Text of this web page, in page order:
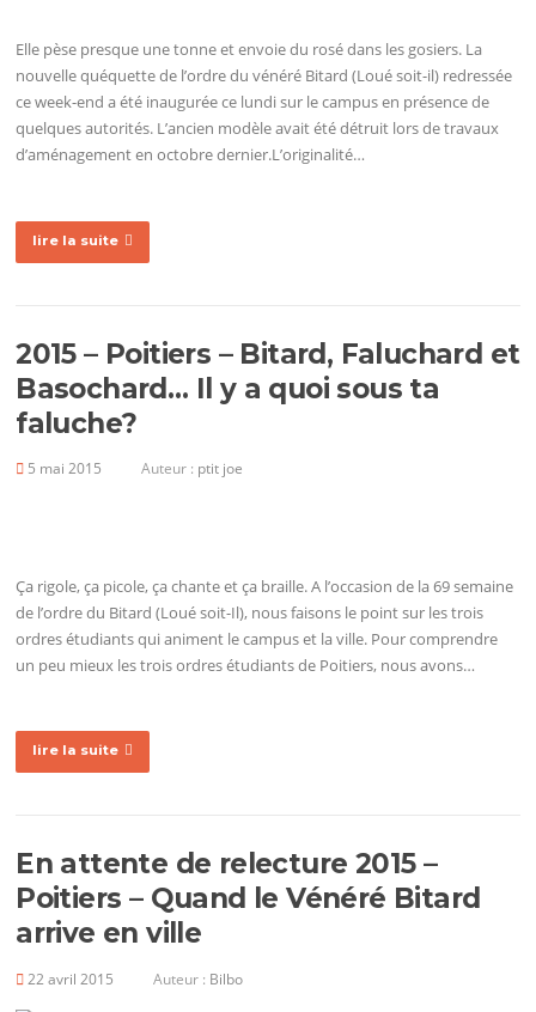
Elle pèse presque une tonne et envoie du rosé dans les gosiers. La
nouvelle quéquette de l’ordre du vénéré Bitard (Loué soit-il) redressée
ce week-end a été inaugurée ce lundi sur le campus en présence de
quelques autorités. L’ancien modèle avait été détruit lors de travaux
d’aménagement en octobre dernier.L’originalité…
lire la suite
2015 – Poitiers – Bitard, Faluchard et
Basochard… Il y a quoi sous ta
faluche?
5 mai 2015 Auteur : ptit joe
Ça rigole, ça picole, ça chante et ça braille. A l’occasion de la 69 semaine
de l’ordre du Bitard (Loué soit-Il), nous faisons le point sur les trois
ordres étudiants qui animent le campus et la ville. Pour comprendre
un peu mieux les trois ordres étudiants de Poitiers, nous avons…
lire la suite
En attente de relecture 2015 –
Poitiers – Quand le Vénéré Bitard
arrive en ville
22 avril 2015 Auteur : Bilbo